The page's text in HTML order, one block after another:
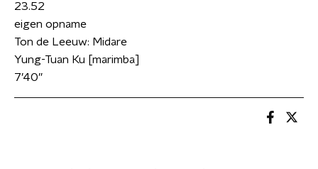
23.52
eigen opname
Ton de Leeuw: Midare
Yung-Tuan Ku [marimba]
7’40”